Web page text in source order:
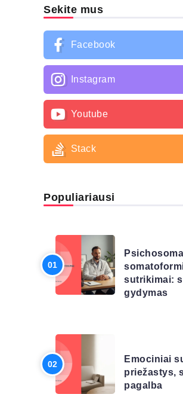
Sekite mus
Facebook
Instagram
Youtube
Stack
Populiariausi
sutrikimai:
gydymas
Emociniai
priežastys,
pagalba